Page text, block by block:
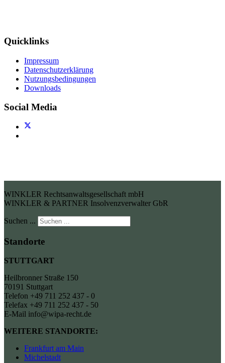
Quicklinks
Impressum
Datenschutzerklärung
Nutzungsbedingungen
Downloads
Social Media
WINKLER Rechtsanwaltsgesellschaft mbH
WINKLER & PARTNER Insolvenzverwalter GbR
Suchen ...
Standorte
STUTTGART
Heilbronner Straße 150
70191 Stuttgart
Telefon +49 711 252 437 - 0
Telefax +49 711 252 437 - 50
E-Mail info@wipa-recht.de
WEITERE STANDORTE:
Frankfurt am Main
Michelstadt